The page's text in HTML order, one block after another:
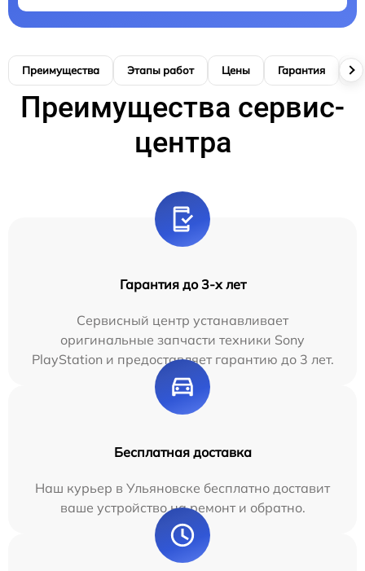
Преимущества Этапы работ Цены Гарантия
Преимущества сервис-
центра
Гарантия до 3-х лет
Сервисный центр устанавливает
оригинальные запчасти техники Sony
PlayStation и предоставляет гарантию до 3 лет.
Бесплатная доставка
Наш курьер в Ульяновске бесплатно доставит
ваше устройство на ремонт и обратно.